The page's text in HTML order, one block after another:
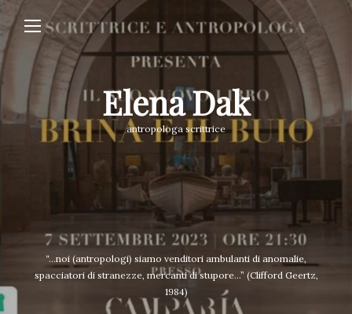
Elena Dak
antropologa scrittrice
“...noi (antropologi) siamo venditori ambulanti di anomalie,
spacciatori di stranezze, mercanti di stupore...” (Clifford Geertz,
1984)